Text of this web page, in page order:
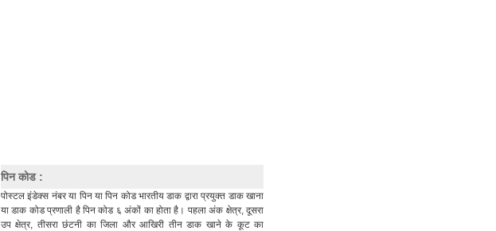
पिन कोड :
पोस्टल इंडेक्स नंबर या पिन या पिन कोड भारतीय डाक द्वारा प्रयुक्त डाक खाना
या डाक कोड प्रणाली है पिन कोड ६ अंकों का होता है। पहला अंक क्षेत्र, दूसरा
उप क्षेत्र, तीसरा छंटनी का जिला और आखिरी तीन डाक खाने के कूट का